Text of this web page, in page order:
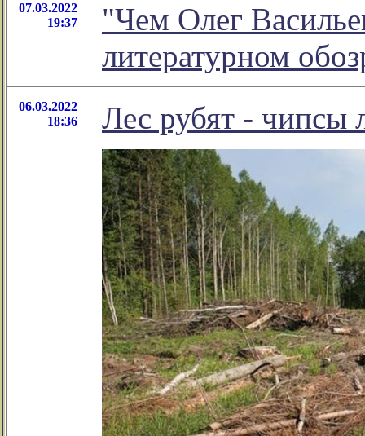
07.03.2022
19:37
"Чем Олег
литературном
06.03.2022
18:36
Лес рубят - чипсы